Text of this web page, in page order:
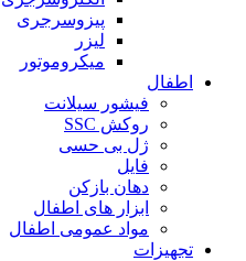
پیزوسرجری
لیزر
میکروموتور
اطفال
فیشور سیلانت
روکش SSC
ژل بی حسی
فایل
دهان بازکن
ابزار های اطفال
مواد عمومی اطفال
تجهیزات